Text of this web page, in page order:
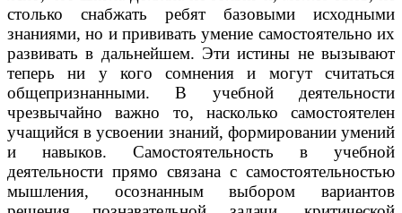
столько снабжать ребят базовыми исходными
знаниями, но и прививать умение самостоятельно их
развивать в дальнейшем. Эти истины не вызывают
теперь ни у кого сомнения и могут считаться
общепризнанными. В учебной деятельности
чрезвычайно важно то, насколько самостоятелен
учащийся в усвоении знаний, формировании умений
и навыков. Самостоятельность в учебной
деятельности прямо связана с самостоятельностью
мышления, осознанным выбором вариантов